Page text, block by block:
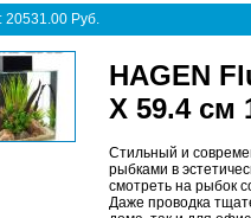
20531.00 Руб.
HAGEN
X 59.4 см
Стильный и
рыбками в
смотреть на рыбок
Даже проводка